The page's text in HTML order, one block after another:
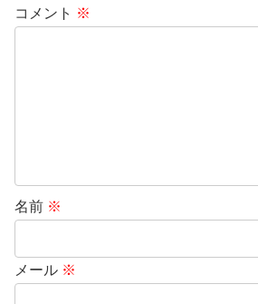
コメント ※
名前 ※
メール ※